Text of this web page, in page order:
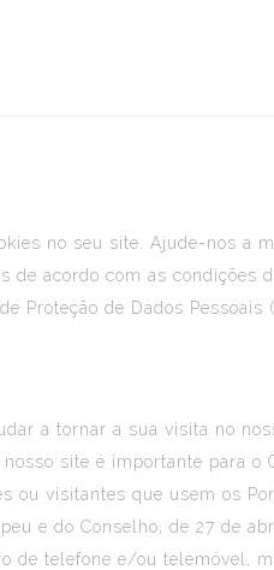
no seu site. Ajude-nos a
acordo com as condições
Proteção de Dados Pessoais
a tornar a sua visita no
site é importante para o
ou visitantes que usem os
e do Conselho, de 27 de
telefone e/ou telemóvel,